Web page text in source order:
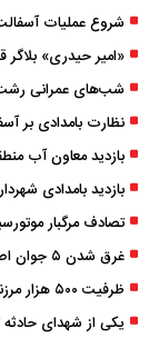
غرق شدن ۵ جوان اصفهانی در سواحل رامسر